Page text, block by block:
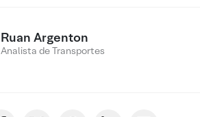
Ruan Argenton
Analista de Transportes